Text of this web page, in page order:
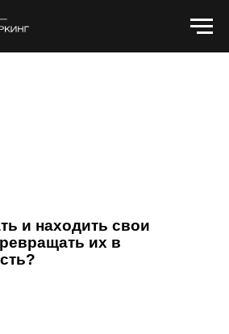
и находить свои
их в